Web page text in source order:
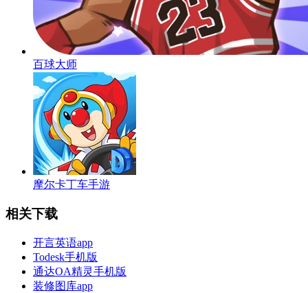
百球大师
摩尔卡丁车手游
相关下载
开言英语app
Todesk手机版
通达OA精灵手机版
装修图库app